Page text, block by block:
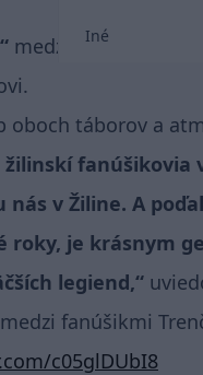
Iné
medzi fanúšikmi
oboch táborov a
fanúšikovia
v Žiline. A
je krásnym
legiend,“
fanúšikmi
c05glDUbI8